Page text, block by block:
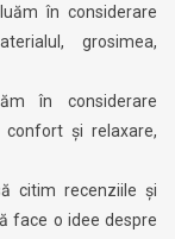
în considerare
grosimea,
în considerare
confort și relaxare,
citim recenziile și
face o idee despre